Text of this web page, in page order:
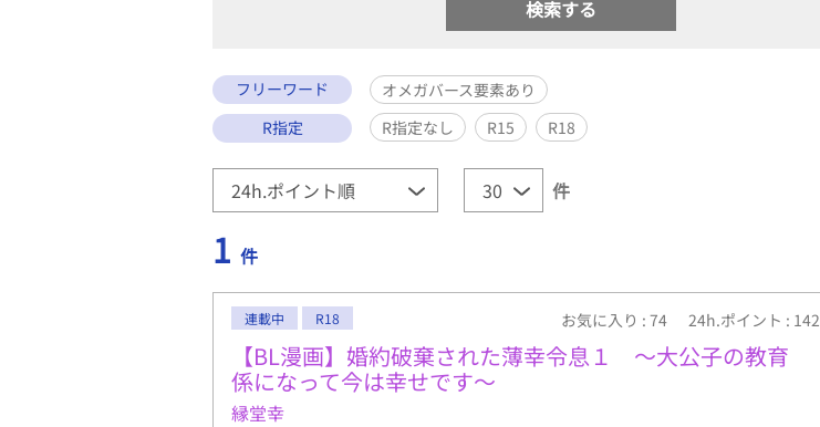
フリーワード
オメガバース要素あり
R指定
R指定なし R15 R18
件
1 件
連載中 R18 お気に入り : 74 24h.ポイント : 142
【BL漫画】婚約破棄された薄幸令息１ ～大公子の教育
係になって今は幸せです～
縁堂幸